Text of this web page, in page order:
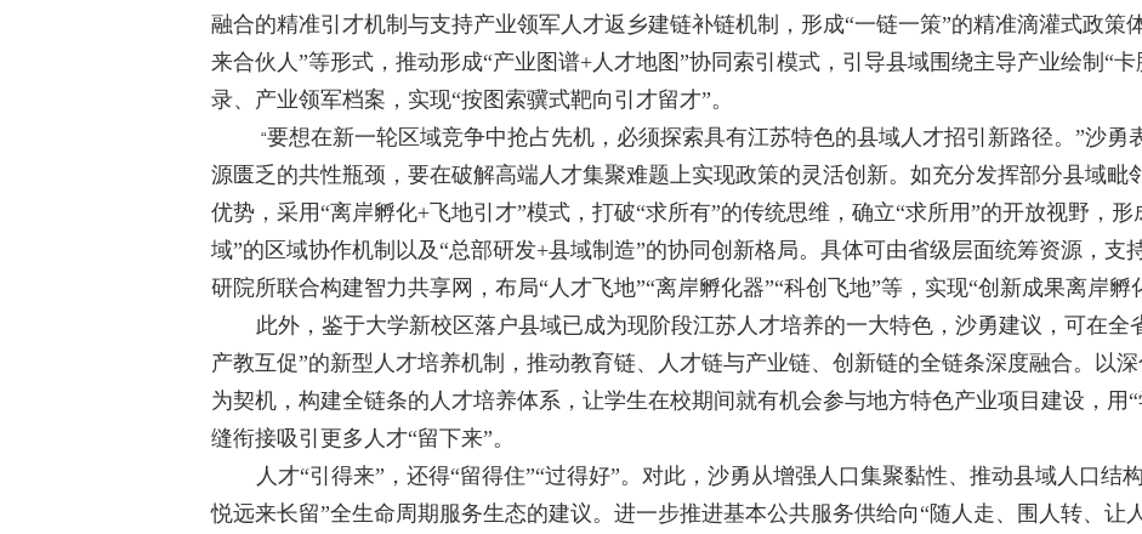
融合的精准引才机制与支持产业领军人才返乡建链补链机制，形成“一链一策”的精准滴灌式政策
来合伙人”等形式，推动形成“产业图谱+人才地图”协同索引模式，引导县域围绕主导产业绘制“
录、产业领军档案，实现“按图索骥式靶向引才留才”。
“要想在新一轮区域竞争中抢占先机，必须探索具有江苏特色的县域人才招引新路径。”沙勇
源匮乏的共性瓶颈，要在破解高端人才集聚难题上实现政策的灵活创新。如充分发挥部分县域毗
优势，采用“离岸孵化+飞地引才”模式，打破“求所有”的传统思维，确立“求所用”的开放视野，
域”的区域协作机制以及“总部研发+县域制造”的协同创新格局。具体可由省级层面统筹资源，支
研院所联合构建智力共享网，布局“人才飞地”“离岸孵化器”“科创飞地”等，实现“创新成果离岸孵
此外，鉴于大学新校区落户县域已成为现阶段江苏人才培养的一大特色，沙勇建议，可在全
产教互促”的新型人才培养机制，推动教育链、人才链与产业链、创新链的全链条深度融合。以
为契机，构建全链条的人才培养体系，让学生在校期间就有机会参与地方特色产业项目建设，用
缝衔接吸引更多人才“留下来”。
人才“引得来”，还得“留得住”“过得好”。对此，沙勇从增强人口集聚黏性、推动县域人口结
悦远来长留”全生命周期服务生态的建议。进一步推进基本公共服务供给向“随人走、围人转、让